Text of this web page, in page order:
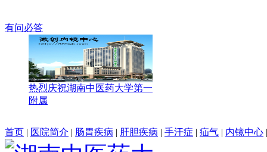
有问必答
热烈庆祝湖南中医药大学第一
附属
首页 | 医院简介 | 肠胃疾病 | 肝胆疾病 | 手汗症 | 疝气 | 内镜中心